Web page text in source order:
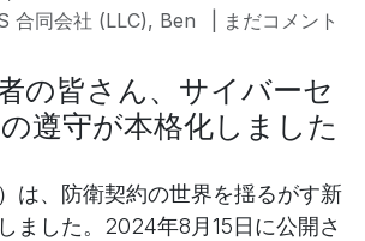
合同会社 (LLC), Ben
| まだコメント
の皆さん、サイバーセ
遵守が本格化しました
は、防衛契約の世界を揺るがす新
ました。2024年8月15日に公開さ